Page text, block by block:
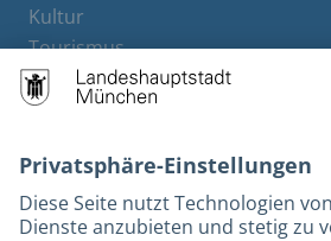
Kultur
Tourismus
M-Strom
Bürgerservice
Kontakt